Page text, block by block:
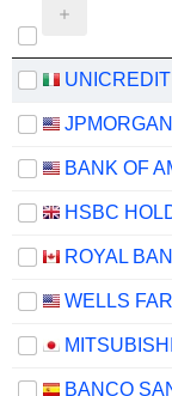
UNICREDIT
HSBC
ROYAL
BANCO